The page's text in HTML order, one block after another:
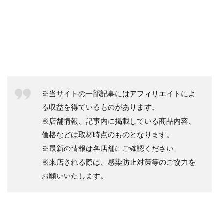
※当サイトの一部記事にはアフィリエイトによ
る収益を得ているものがあります。
※店舗情報、記事内に掲載している商品内容、
価格などは取材時点のものとなります。
※最新の情報は各店舗にご確認ください。
※来店される際は、感染防止対策等のご協力を
お願いいたします。